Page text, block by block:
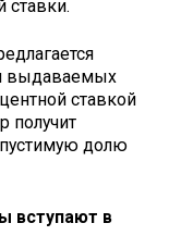
выдаваемых
ставкой
получит
долю
вступают в